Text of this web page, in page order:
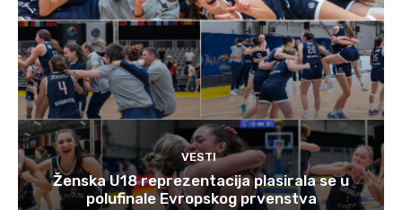
VESTI
Ženska U18 reprezentacija plasirala se u
polufinale Evropskog prvenstva